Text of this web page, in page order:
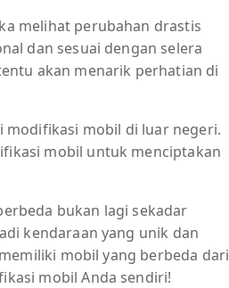
melihat perubahan drastis
dan sesuai dengan selera
akan menarik perhatian di
mobil di luar negeri.
mobil untuk menciptakan
bukan lagi sekadar
kendaraan yang unik dan
mobil yang berbeda dari
mobil Anda sendiri!